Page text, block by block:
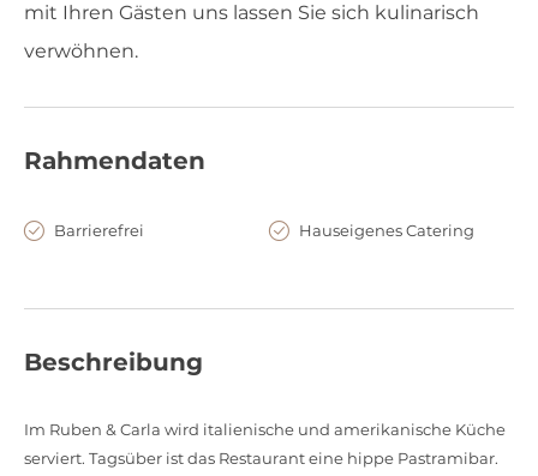
mit Ihren Gästen uns lassen Sie sich kulinarisch
verwöhnen.
Rahmendaten
Barrierefrei Hauseigenes Catering
Beschreibung
Im Ruben & Carla wird italienische und amerikanische Küche
serviert. Tagsüber ist das Restaurant eine hippe Pastramibar.